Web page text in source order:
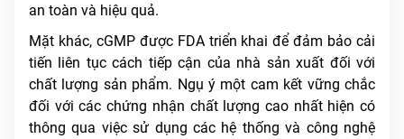
an toàn và hiệu quả.
Mặt khác, cGMP được FDA triển khai để đảm bảo cải
tiến liên tục cách tiếp cận của nhà sản xuất đối với
chất lượng sản phẩm. Ngụ ý một cam kết vững chắc
đối với các chứng nhận chất lượng cao nhất hiện có
thông qua việc sử dụng các hệ thống và công nghệ